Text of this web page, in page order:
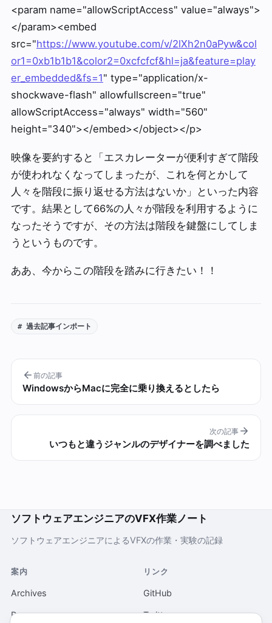
<param name="allowScriptAccess" value="always">
</param><embed
src="https://www.youtube.com/v/2lXh2n0aPyw&col
or1=0xb1b1b1&color2=0xcfcfcf&hl=ja&feature=play
er_embedded&fs=1" type="application/x-
shockwave-flash" allowfullscreen="true"
allowScriptAccess="always" width="560"
height="340"></embed></object></p>
映像を要約すると「エスカレーターが便利すぎて階段
が使われなくなってしまったが、これを何とかして
人々を階段に振り返せる方法はないか」といった内容
です。結果として66%の人々が階段を利用するように
なったそうですが、その方法は階段を鍵盤にしてしま
うというものです。
ああ、今からこの階段を踏みに行きたい！！
# 過去記事インポート
前の記事
WindowsからMacに完全に乗り換えるとしたら
次の記事
いつもと違うジャンルのデザイナーを調べました
ソフトウェアエンジニアのVFX作業ノート
ソフトウェアエンジニアによるVFXの作業・実験の記録
案内
Archives
Pages
リンク
GitHub
Twitter